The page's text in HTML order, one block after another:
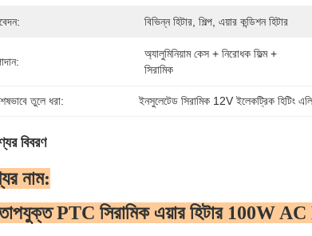
বিভিন্ন হিটার, শিল্প, এয়ার কন্ডিশন হিটার
অ্যালুমিনিয়াম কেস + নিরোধক ফিল্ম +
সিরামিক
তুলে ধরা: ইনসুলেটেড সিরামিক 12V ইলেকট্রিক হিটিং
বিবরণ
নাম:
PTC সিরামিক এয়ার হিটার 100W